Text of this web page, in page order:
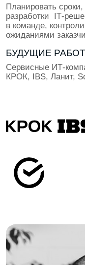
РОСТ ЗАРПЛАТ В МЕНЕДЖМЕНТЕ
Ты Senior:
отвечаешь за успех
БЛИЖЕ
ЭКСПЕРТЫ